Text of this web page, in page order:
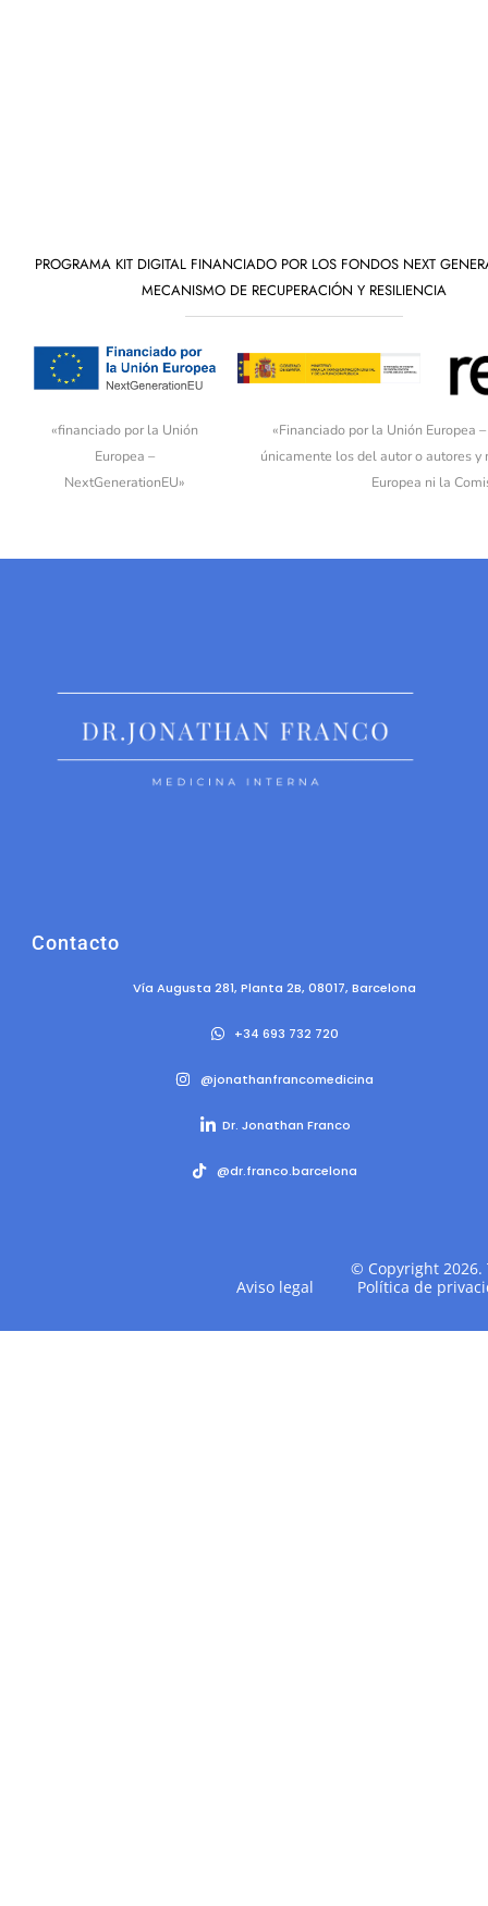
PROGRAMA KIT DIGITAL FINANCIADO POR LOS FONDOS NEXT
MECANISMO DE RECUPERACIÓN Y RESILIENCIA
«financiado por la Unión
Europea –
NextGenerationEU»
«Financiado por la Unión Europea
únicamente los del autor o autores
Europea ni la
Contacto
Vía Augusta 281, Planta 2B, 08017, Barcelona
+34 693 732 720
@jonathanfrancomedicina
Dr. Jonathan Franco
@‌dr.franco.barcelona
© Copyright 2026.
Aviso legal
Política de